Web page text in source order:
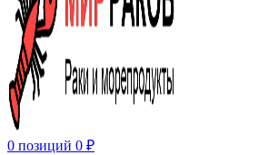
0 позиций 0 ₽